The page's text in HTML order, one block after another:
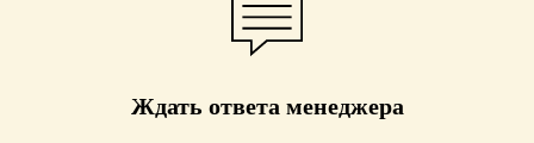
Ждать ответа менеджера